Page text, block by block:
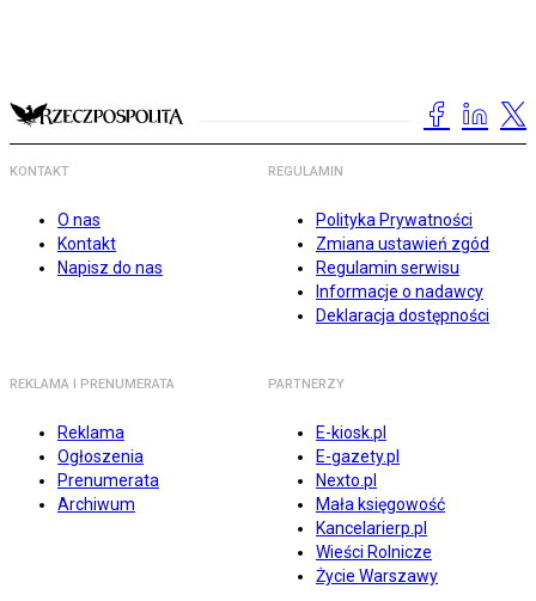
KONTAKT
O nas
Kontakt
Napisz do nas
REGULAMIN
Polityka Prywatności
Zmiana ustawień zgód
Regulamin serwisu
Informacje o nadawcy
Deklaracja dostępności
REKLAMA I PRENUMERATA
Reklama
Ogłoszenia
Prenumerata
Archiwum
PARTNERZY
E-kiosk.pl
E-gazety.pl
Nexto.pl
Mała księgowość
Kancelarierp.pl
Wieści Rolnicze
Życie Warszawy